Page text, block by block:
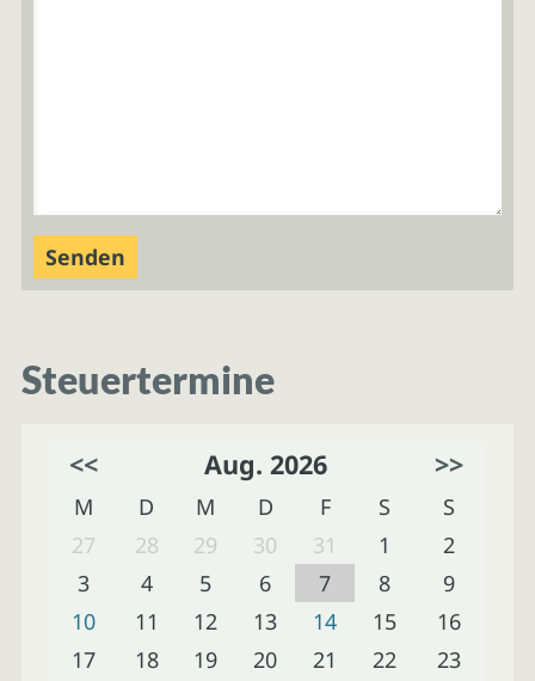
Steuertermine
<< Aug. 2026 >>
M D M D F S
S
27
28 29 30 31 1
2
3
4 5 6 7 8
9
10
11 12 13 14 15
16
17
18 19 20 21 22
23